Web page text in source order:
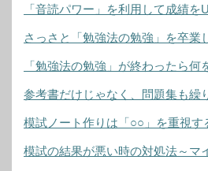
「音読パワー」を利用して成績を
さっさと「勉強法の勉強」を卒業
「勉強法の勉強」が終わったら何
参考書だけじゃなく、問題集も繰
模試ノート作りは「○○」を重視す
模試の結果が悪い時の対処法～マ